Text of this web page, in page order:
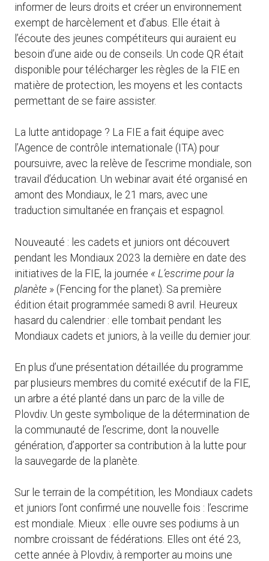
informer de leurs droits et créer un environnement
exempt de harcèlement et d’abus. Elle était à
l’écoute des jeunes compétiteurs qui auraient eu
besoin d’une aide ou de conseils. Un code QR était
disponible pour télécharger les règles de la FIE en
matière de protection, les moyens et les contacts
permettant de se faire assister.
La lutte antidopage ? La FIE a fait équipe avec
l’Agence de contrôle internationale (ITA) pour
poursuivre, avec la relève de l’escrime mondiale, son
travail d’éducation. Un webinar avait été organisé en
amont des Mondiaux, le 21 mars, avec une
traduction simultanée en français et espagnol.
Nouveauté : les cadets et juniors ont découvert
pendant les Mondiaux 2023 la dernière en date des
initiatives de la FIE, la journée « L’escrime pour la
planète » (Fencing for the planet). Sa première
édition était programmée samedi 8 avril. Heureux
hasard du calendrier : elle tombait pendant les
Mondiaux cadets et juniors, à la veille du dernier jour.
En plus d’une présentation détaillée du programme
par plusieurs membres du comité exécutif de la FIE,
un arbre a été planté dans un parc de la ville de
Plovdiv. Un geste symbolique de la détermination de
la communauté de l’escrime, dont la nouvelle
génération, d’apporter sa contribution à la lutte pour
la sauvegarde de la planète.
Sur le terrain de la compétition, les Mondiaux cadets
et juniors l’ont confirmé une nouvelle fois : l’escrime
est mondiale. Mieux : elle ouvre ses podiums à un
nombre croissant de fédérations. Elles ont été 23,
cette année à Plovdiv, à remporter au moins une